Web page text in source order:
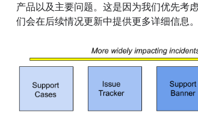
产品以及主要问题。这是因为我们优先考
们会在后续情况更新中提供更多详细信息。